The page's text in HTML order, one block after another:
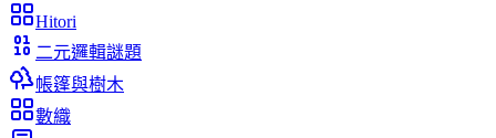
Hitori
二元邏輯謎題
帳篷與樹木
數織